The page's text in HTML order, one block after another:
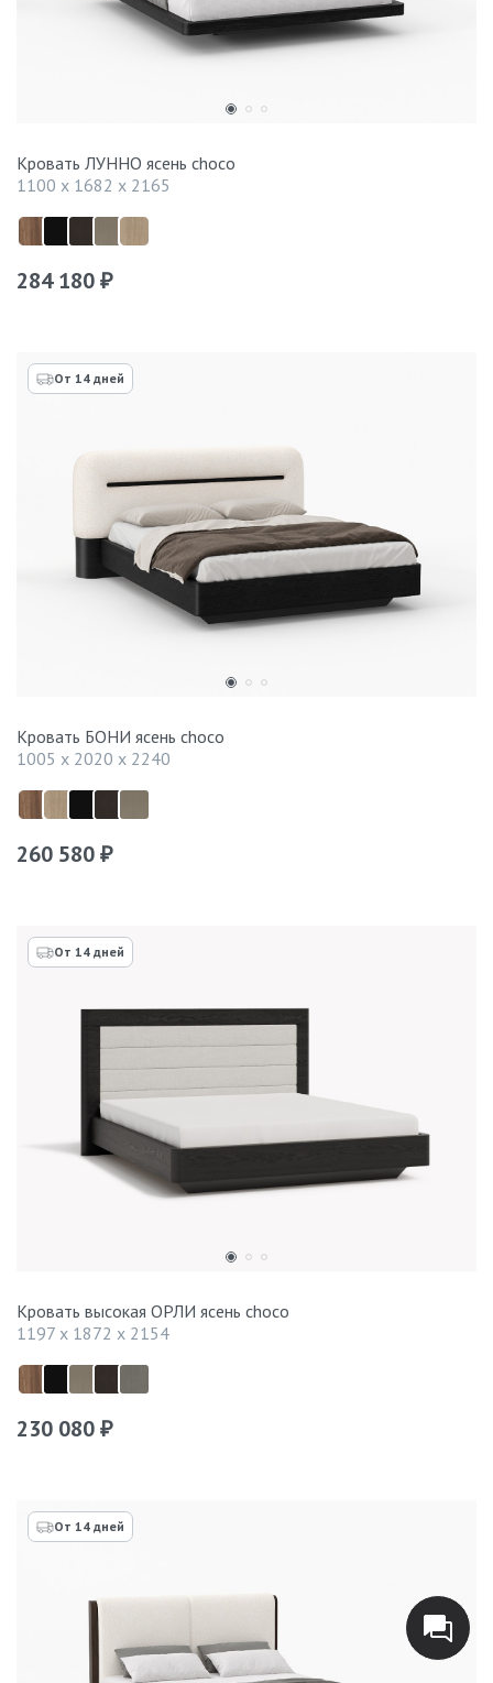
Кровать ЛУННО ясень choco
1100 x 1682 x 2165
284 180 ₽
От 14 дней
Кровать БОНИ ясень choco
1005 x 2020 x 2240
260 580 ₽
От 14 дней
Кровать высокая ОРЛИ ясень choco
1197 x 1872 x 2154
230 080 ₽
От 14 дней